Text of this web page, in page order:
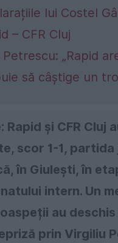
lui Costel
– CFR Cluj
Petrescu: „Rapid
să câștige un
Rapid și CFR Cluj
scor 1-1, partida
în Giulești, în
intern. Un
au
prin Virgiliu